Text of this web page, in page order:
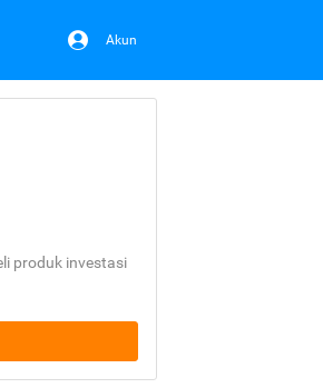
Akun
produk investasi